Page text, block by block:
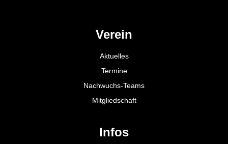
Verein
Aktuelles
Termine
Nachwuchs-Teams
Mitgliedschaft
Infos